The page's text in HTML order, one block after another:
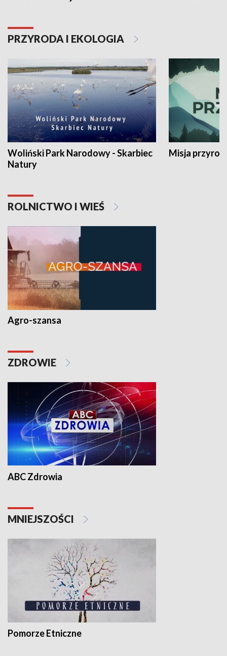
PRZYRODA I EKOLOGIA
Woliński Park Narodowy - Skarbiec
Natury
Misja
ROLNICTWO I WIEŚ
Agro-szansa
ZDROWIE
ABC Zdrowia
MNIEJSZOŚCI
Pomorze Etniczne